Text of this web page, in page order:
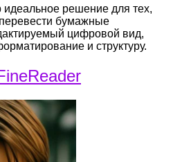
решение для тех,
бумажные
цифровой вид,
и структуру.